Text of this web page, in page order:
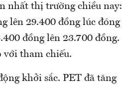
nhất thị trường chiều nay:
lên 29.400 đồng lúc đóng
đồng lên 23.700 đồng.
với tham chiếu.
khởi sắc. PET đã tăng